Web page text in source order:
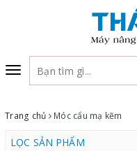
Toggle
navigation
Trang chủ Móc cẩu mạ kẽm
LỌC SẢN PHẨM